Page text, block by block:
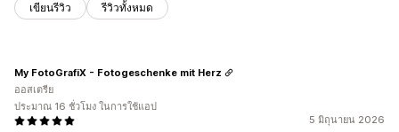
เขียนรีวิว รีวิวทั้งหมด
5 มิถุนายน 2026
My FotoGrafiX - Fotogeschenke mit Herz
ออสเตรีย
ประมาณ 16 ชั่วโมง ในการใช้แอป